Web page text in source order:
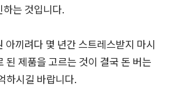
하는 것입니다.
아끼려다 몇 년간 스트레스받지 마시
된 제품을 고르는 것이 결국 돈 버는
하시길 바랍니다.